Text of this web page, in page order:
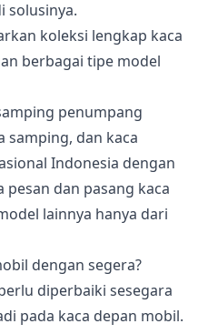
solusinya.
koleksi lengkap kaca
berbagai tipe model
penumpang
samping, dan kaca
Indonesia dengan
dan pasang kaca
lainnya hanya dari
dengan segera?
diperbaiki sesegara
pada kaca depan mobil.